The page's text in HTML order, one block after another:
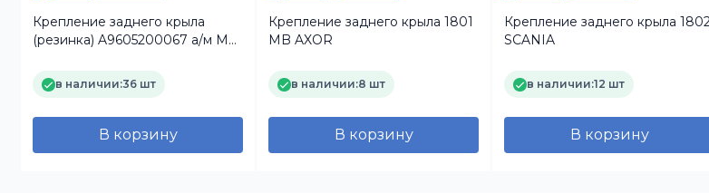
Крепление заднего крыла
(резинка) A9605200067 а/м MB
в наличии:36 шт
В корзину
Крепление заднего крыла 1801
MB AXOR
в наличии:8 шт
В корзину
Крепление заднего крыла 1802
SCANIA
в наличии:12 шт
В корзину